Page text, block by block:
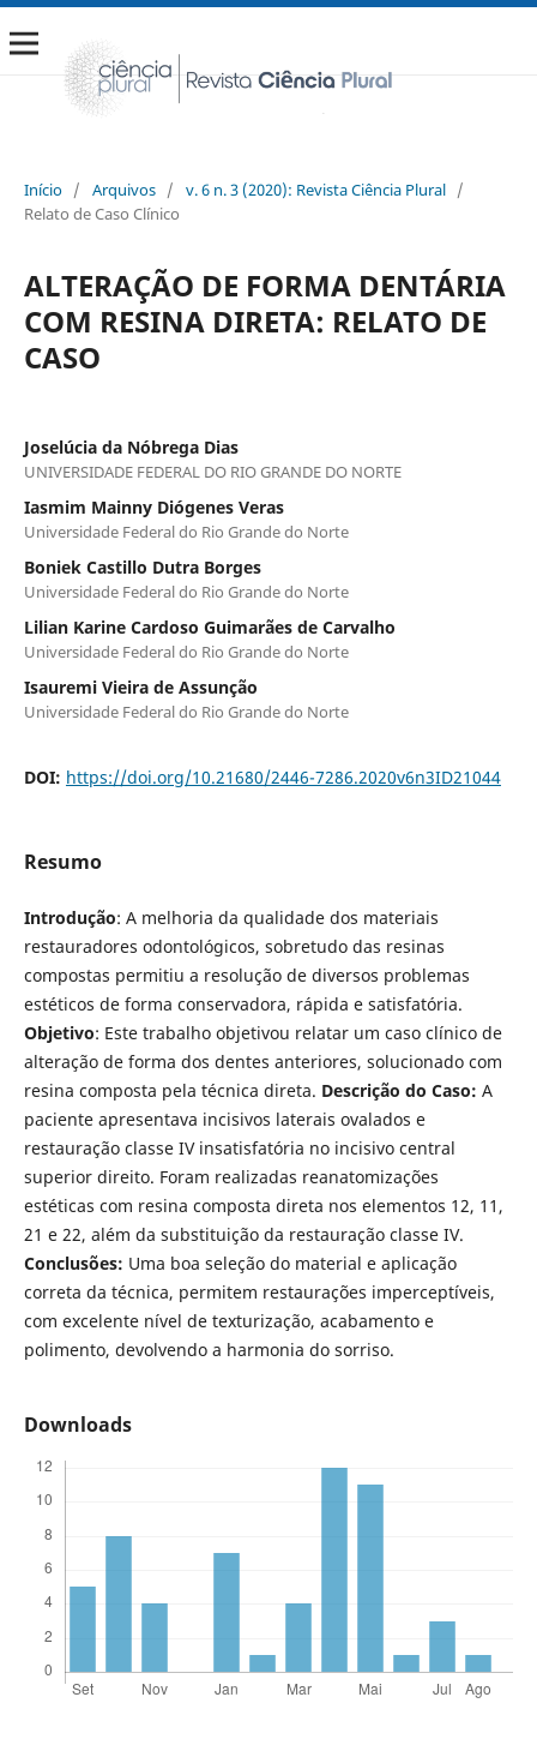
Início / Arquivos / v. 6 n. 3 (2020): Revista Ciência Plural /
Relato de Caso Clínico
ALTERAÇÃO DE FORMA DENTÁRIA
COM RESINA DIRETA: RELATO DE
CASO
Joselúcia da Nóbrega Dias
UNIVERSIDADE FEDERAL DO RIO GRANDE DO NORTE
Iasmim Mainny Diógenes Veras
Universidade Federal do Rio Grande do Norte
Boniek Castillo Dutra Borges
Universidade Federal do Rio Grande do Norte
Lilian Karine Cardoso Guimarães de Carvalho
Universidade Federal do Rio Grande do Norte
Isauremi Vieira de Assunção
Universidade Federal do Rio Grande do Norte
DOI: https://doi.org/10.21680/2446-7286.2020v6n3ID21044
Resumo
Introdução: A melhoria da qualidade dos materiais
restauradores odontológicos, sobretudo das resinas
compostas permitiu a resolução de diversos problemas
estéticos de forma conservadora, rápida e satisfatória.
Objetivo: Este trabalho objetivou relatar um caso clínico de
alteração de forma dos dentes anteriores, solucionado com
resina composta pela técnica direta. Descrição do Caso: A
paciente apresentava incisivos laterais ovalados e
restauração classe IV insatisfatória no incisivo central
superior direito. Foram realizadas reanatomizações
estéticas com resina composta direta nos elementos 12, 11,
21 e 22, além da substituição da restauração classe IV.
Conclusões: Uma boa seleção do material e aplicação
correta da técnica, permitem restaurações imperceptíveis,
com excelente nível de texturização, acabamento e
polimento, devolvendo a harmonia do sorriso.
Downloads